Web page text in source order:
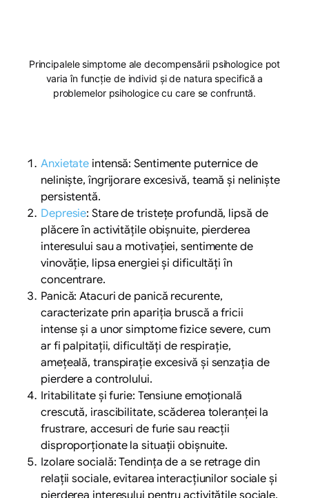
Principalele simptome ale decompensării psihologice pot
varia în funcție de individ și de natura specifică a
problemelor psihologice cu care se confruntă.
Anxietate intensă: Sentimente puternice de
neliniște, îngrijorare excesivă, teamă și neliniște
persistentă.
Depresie: Stare de tristețe profundă, lipsă de
plăcere în activitățile obișnuite, pierderea
interesului sau a motivației, sentimente de
vinovăție, lipsa energiei și dificultăți în
concentrare.
Panică: Atacuri de panică recurente,
caracterizate prin apariția bruscă a fricii
intense și a unor simptome fizice severe, cum
ar fi palpitații, dificultăți de respirație,
amețeală, transpirație excesivă și senzația de
pierdere a controlului.
Iritabilitate și furie: Tensiune emoțională
crescută, irascibilitate, scăderea toleranței la
frustrare, accesuri de furie sau reacții
disproporționate la situații obișnuite.
Izolare socială: Tendința de a se retrage din
relații sociale, evitarea interacțiunilor sociale și
pierderea interesului pentru activitățile sociale.